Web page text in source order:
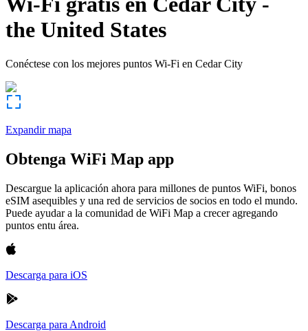
the United States
Conéctese con los mejores puntos Wi-Fi en Cedar City
Expandir mapa
Obtenga WiFi Map app
Descargue la aplicación ahora para millones de puntos WiFi, bonos
eSIM asequibles y una red de servicios de socios en todo el mundo.
Puede ayudar a la comunidad de WiFi Map a crecer agregando
puntos entu área.
Descarga para iOS
Descarga para Android